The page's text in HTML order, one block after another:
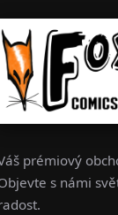
prémiový
s námi